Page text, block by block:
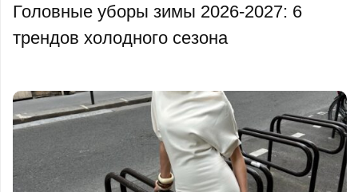
Головные уборы зимы 2026-2027: 6
трендов холодного сезона